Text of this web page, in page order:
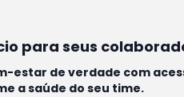
para seus
estar de verdade com
a saúde do seu time.